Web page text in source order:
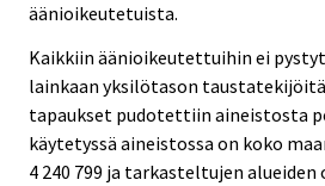
äänioikeutetuista.
Kaikkiin äänioikeutettuihin ei
lainkaan yksilötason
tapaukset pudotettiin aineistosta
käytetyssä aineistossa on koko
4 240 799 ja tarkasteltujen alueiden